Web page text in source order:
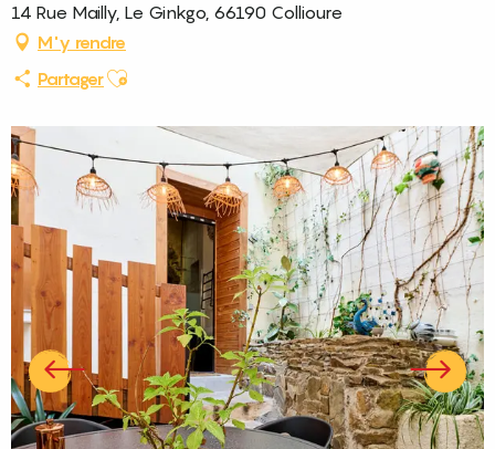
14 Rue Mailly, Le Ginkgo, 66190 Collioure
M'y rendre
PartagerAjouter aux favoris